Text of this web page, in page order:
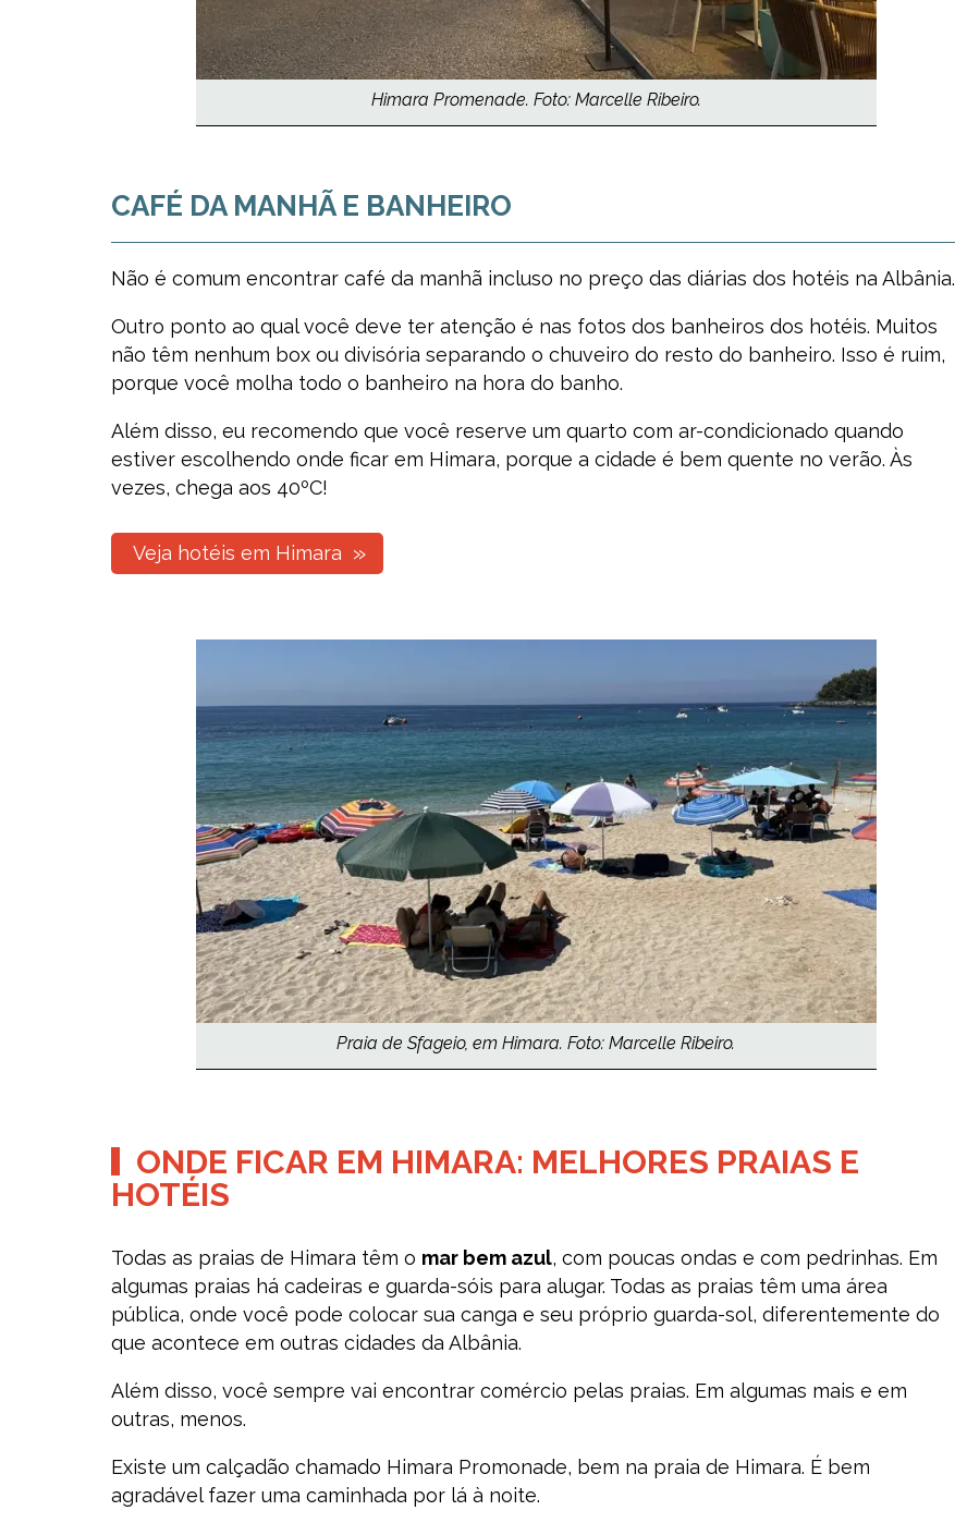
Himara Promenade. Foto: Marcelle Ribeiro.
CAFÉ DA MANHÃ E BANHEIRO
Não é comum encontrar café da manhã incluso no preço das diárias dos hotéis na Albânia.
Outro ponto ao qual você deve ter atenção é nas fotos dos banheiros dos hotéis. Muitos
não têm nenhum box ou divisória separando o chuveiro do resto do banheiro. Isso é ruim,
porque você molha todo o banheiro na hora do banho.
Além disso, eu recomendo que você reserve um quarto com ar-condicionado quando
estiver escolhendo onde ficar em Himara, porque a cidade é bem quente no verão. Às
vezes, chega aos 40ºC!
Veja hotéis em Himara
Praia de Sfageio, em Himara. Foto: Marcelle Ribeiro.
ONDE FICAR EM HIMARA: MELHORES PRAIAS E
HOTÉIS
Todas as praias de Himara têm o mar bem azul, com poucas ondas e com pedrinhas. Em
algumas praias há cadeiras e guarda-sóis para alugar. Todas as praias têm uma área
pública, onde você pode colocar sua canga e seu próprio guarda-sol, diferentemente do
que acontece em outras cidades da Albânia.
Além disso, você sempre vai encontrar comércio pelas praias. Em algumas mais e em
outras, menos.
Existe um calçadão chamado Himara Promonade, bem na praia de Himara. É bem
agradável fazer uma caminhada por lá à noite.